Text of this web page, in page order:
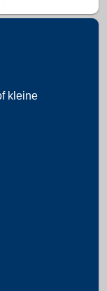
kleine